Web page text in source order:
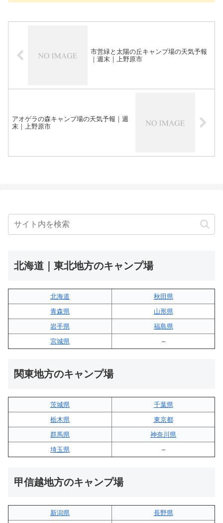
市営緑と太陽の丘キャンプ場の天気予報
｜週末｜上野原市
アオゲラの森キャンプ場の天気予報｜週
末｜上野原市
北海道｜東北地方のキャンプ場
北海道
秋田県
青森県
山形県
岩手県
福島県
宮城県
–
関東地方のキャンプ場
茨城県
千葉県
栃木県
東京都
群馬県
神奈川県
埼玉県
–
甲信越地方のキャンプ場
新潟県
長野県